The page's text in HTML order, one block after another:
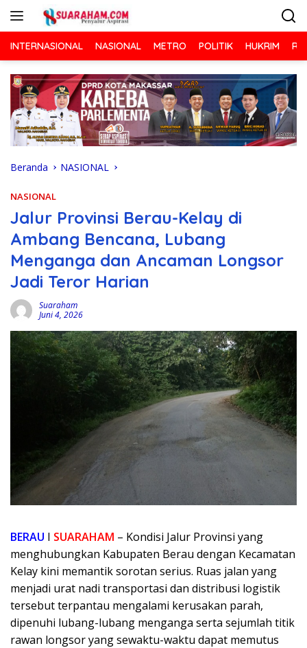
INTERNASIONAL NASIONAL METRO POLITIK HUKRIM
Beranda NASIONAL
NASIONAL
Jalur Provinsi Berau-Kelay di
Ambang Bencana, Lubang
Menganga dan Ancaman Longsor
Jadi Teror Harian
Suaraham
Juni 4, 2026
BERAU I SUARAHAM – Kondisi Jalur Provinsi yang
menghubungkan Kabupaten Berau dengan Kecamatan
Kelay kini memantik sorotan serius. Ruas jalan yang
menjadi urat nadi transportasi dan distribusi logistik
tersebut terpantau mengalami kerusakan parah,
dipenuhi lubang-lubang menganga serta sejumlah titik
rawan longsor yang sewaktu-waktu dapat memutus